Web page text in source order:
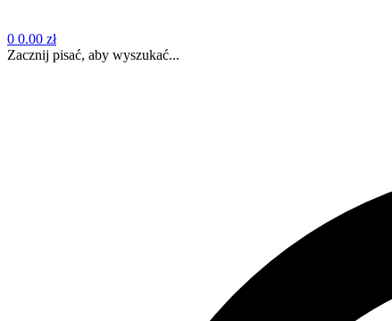
0 0.00 zł
Zacznij pisać, aby wyszukać...